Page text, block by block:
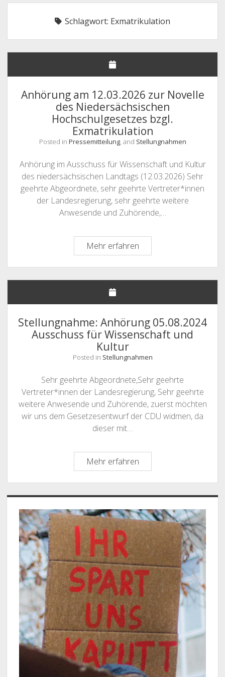
STELLUNGNAHMEN
MITGLIEDER
Offene
Down-
Menü
SATZUNG
GESCHÄFTSORDNUNG
LINKS & FAQ
Offene
Drop-
Down-
Menü
LINKS
FAQ
KONTAKT & IMPRESSUM
Schlagwort: Exmatrikulation
Anhörung am 12.03.2026 zur Novelle
des Niedersächsischen
Hochschulgesetzes bzgl.
Exmatrikulation
Posted in Pressemitteilung, and Stellungnahmen
Anhörung im Ausschuss für Wissenschaft und Kultur
des niedersächsischen Landtags (12.03.2026) Sehr
geehrte Abgeordnete, sehr geehrte Vertreter*innen
der Landesregierung, sehr geehrte weitere
Anwesende und Zuhörende,…
Mehr erfahrenAnhörung
am
12.03.2026
zur
des
Niedersächsischen
Hochschulgesetzes
bzgl.
Exmatrikulation
Stellungnahme: Anhörung 05.08.2024
Ausschuss für Wissenschaft und
Kultur
Posted in Stellungnahmen
Sehr geehrte Abgeordnete,Sehr geehrte
Vertreter*innen der Landesregierung, Sehr geehrte
weitere Anwesende und Zuhörende, zuerst möchten
wir uns dem Gesetzesentwurf der CDU widmen, da
dieser mit…
Mehr erfahrenStellungnahme:
Anhörung
05.08.2024
Ausschuss
für
Wissenschaft
und
Kultur
Sidebar